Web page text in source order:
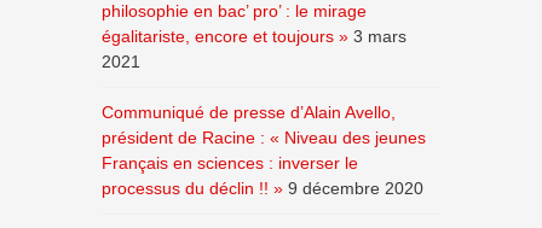
philosophie en bac’ pro’ : le mirage
égalitariste, encore et toujours » 3 mars
2021
Communiqué de presse d’Alain Avello,
président de Racine : « Niveau des jeunes
Français en sciences : inverser le
processus du déclin !! » 9 décembre 2020